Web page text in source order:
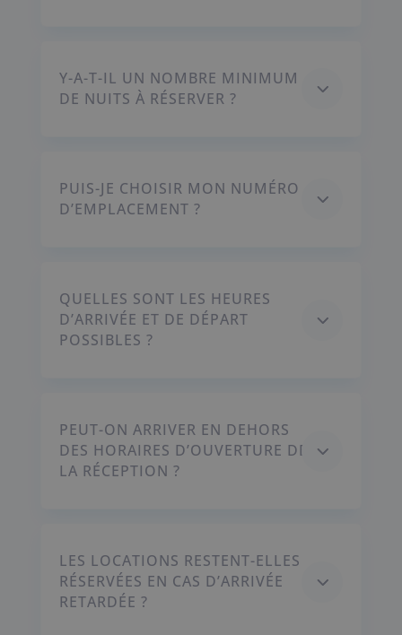
3
Y-A-T-IL UN NOMBRE MINIMUM
DE NUITS À RÉSERVER ?
3
PUIS-JE CHOISIR MON NUMÉRO
D’EMPLACEMENT ?
3
QUELLES SONT LES HEURES
D’ARRIVÉE ET DE DÉPART
POSSIBLES ?
3
PEUT-ON ARRIVER EN DEHORS
DES HORAIRES D’OUVERTURE DE
LA RÉCEPTION ?
3
LES LOCATIONS RESTENT-ELLES
RÉSERVÉES EN CAS D’ARRIVÉE
RETARDÉE ?